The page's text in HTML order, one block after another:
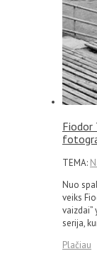
Fiodor
TEMA:
Nuo
veiks
serija,
Plačiau